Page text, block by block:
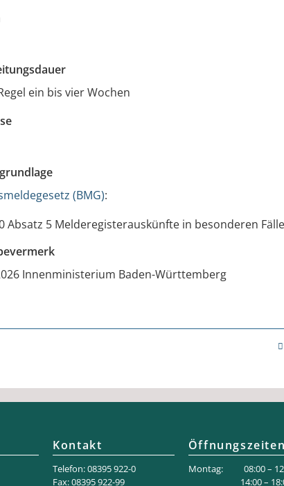
ein bis vier Wochen
(BMG):
Absatz 5 Melderegisterauskünfte in besonderen
Innenministerium Baden-Württemberg
Kontakt
Telefon: 08395 922-0
Fax: 08395 922-99
Öffnungszeiten
Montag: 08:00 –
14:00 –